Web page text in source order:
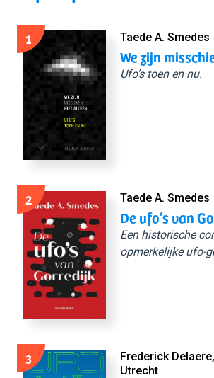
1 Taede A. Smedes
We zijn
Ufo’s toen en nu.
2 Taede A. Smedes
De ufo’s van
Een historische
opmerkelijke ufo-
3
Frederick
Utrecht